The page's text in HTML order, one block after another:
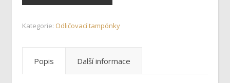
Kategorie: Odličovací tampónky
Popis Další informace